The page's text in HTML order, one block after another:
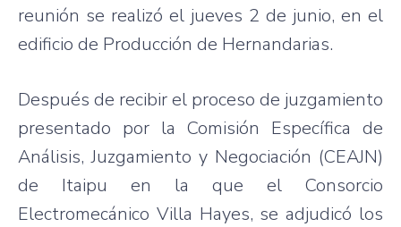
reunión se realizó el jueves 2 de junio, en el
edificio de Producción de Hernandarias.
Después de recibir el proceso de juzgamiento
presentado por la Comisión Específica de
Análisis, Juzgamiento y Negociación (CEAJN)
de Itaipu en la que el Consorcio
Electromecánico Villa Hayes, se adjudicó los